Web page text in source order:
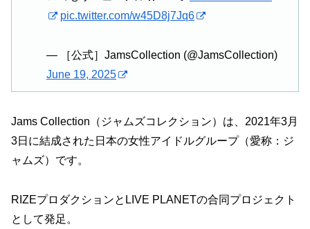
pic.twitter.com/w45D8j7Jq6
— ［公式］JamsCollection (@JamsCollection)
June 19, 2025
Jams Collection（ジャムズコレクション）は、2021年3月
3日に結成された日本の女性アイドルグループ（愛称：ジ
ャムズ）です。
RIZEプロダクションとLIVE PLANETの合同プロジェクト
として発足。